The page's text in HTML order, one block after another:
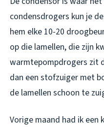
condensdrogers kun je
hem elke 10-20
op die lamellen, die zijn
warmtepompdrogers zit
dan een stofzuiger met
de lamellen schoon te
Vorige maand had ik